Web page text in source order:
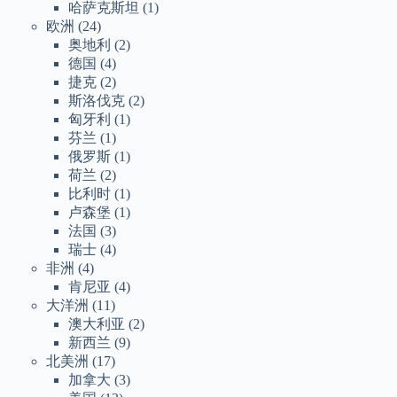
哈萨克斯坦 (1)
欧洲 (24)
奥地利 (2)
德国 (4)
捷克 (2)
斯洛伐克 (2)
匈牙利 (1)
芬兰 (1)
俄罗斯 (1)
荷兰 (2)
比利时 (1)
卢森堡 (1)
法国 (3)
瑞士 (4)
非洲 (4)
肯尼亚 (4)
大洋洲 (11)
澳大利亚 (2)
新西兰 (9)
北美洲 (17)
加拿大 (3)